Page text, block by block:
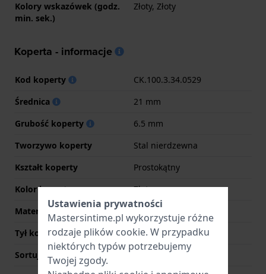
Kolory wskazówek (godz.
min. sek.)
Złoty, Złoty
Koperta - informacje
Kod koperty
CK.100.3.34.0529
Średnica
21 mm
Grubość koperty
6.5 mm
Tworzywo koperty
Stal nierdzewna
Kształt koperty
Prostokątny
Kolor koperty
Złoty
Materiał tyłu koperty
Stal nierdzewna
Tył koperty
Pokrywa ciśnieniowa
Sortuj szkiełka
Mineralny
Ustawienia prywatności
Mastersintime.pl wykorzystuje różne
rodzaje plików cookie. W przypadku
niektórych typów potrzebujemy
Twojej zgody.